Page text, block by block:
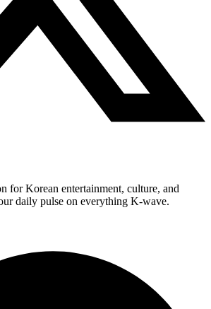
for Korean entertainment, culture, and
daily pulse on everything K-wave.